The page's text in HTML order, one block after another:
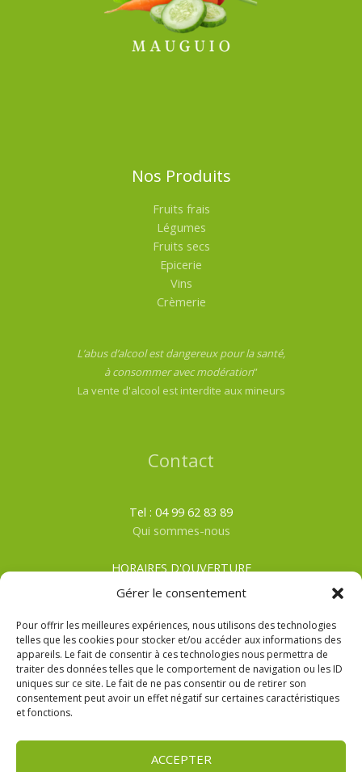
Gérer le consentement
Pour offrir les meilleures expériences, nous utilisons des technologies
telles que les cookies pour stocker et/ou accéder aux informations des
appareils. Le fait de consentir à ces technologies nous permettra de
traiter des données telles que le comportement de navigation ou les ID
uniques sur ce site. Le fait de ne pas consentir ou de retirer son
consentement peut avoir un effet négatif sur certaines caractéristiques
et fonctions.
ACCEPTER
Nos Produits
Fruits frais
Légumes
Fruits secs
Epicerie
Vins
Crèmerie
L’abus d’alcool est dangereux pour la santé,
à consommer avec modération”
La vente d'alcool est interdite aux mineurs
Contact
Tel : 04 99 62 83 89
Qui sommes-nous
HORAIRES D'OUVERTURE
Du lundi au samedi
HIVER: De 8h00 à 19h00
CGV
Mentions Légales
Politique de confidentialité